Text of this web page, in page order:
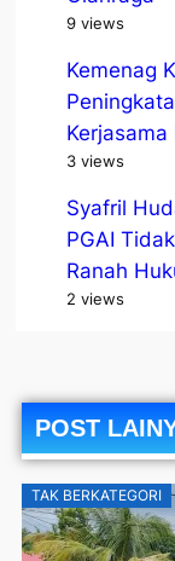
9 views
Kemenag
3 views
Syafril
PGAI
Ranah
2 views
POST
TAK BERKATEGORI